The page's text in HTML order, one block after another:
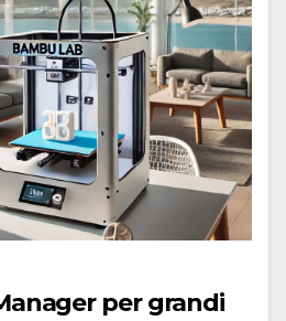
per grandi